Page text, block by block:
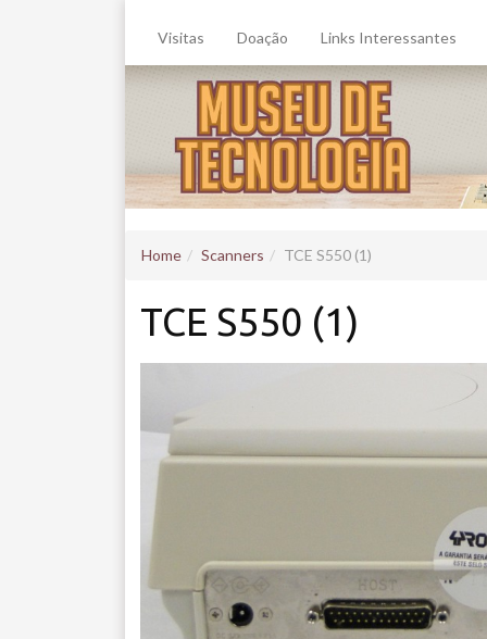
Visitas Doação Links Interessantes
Home Scanners TCE S550 (1)
TCE S550 (1)